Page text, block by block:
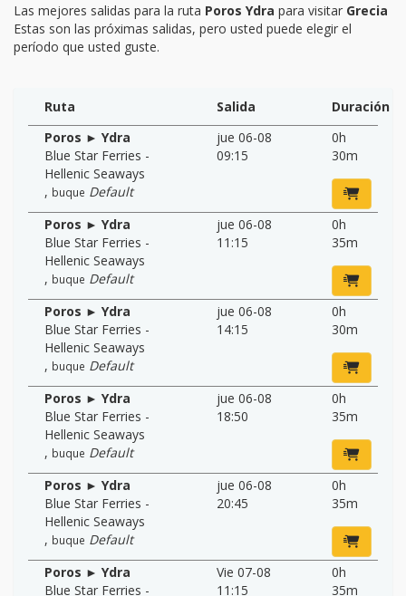
Las mejores salidas para la ruta Poros Ydra para visitar Grecia
Estas son las próximas salidas, pero usted puede elegir el
período que usted guste.
Ruta Salida
Duración
Poros ► Ydra
Blue Star Ferries -
Hellenic Seaways
, buque Default
jue 06-08
09:15
0h
30m
Poros ► Ydra
Blue Star Ferries -
Hellenic Seaways
, buque Default
jue 06-08
11:15
0h
35m
Poros ► Ydra
Blue Star Ferries -
Hellenic Seaways
, buque Default
jue 06-08
14:15
0h
30m
Poros ► Ydra
Blue Star Ferries -
Hellenic Seaways
, buque Default
jue 06-08
18:50
0h
35m
Poros ► Ydra
Blue Star Ferries -
Hellenic Seaways
, buque Default
jue 06-08
20:45
0h
35m
Poros ► Ydra
Blue Star Ferries -
Vie 07-08
11:15
0h
35m